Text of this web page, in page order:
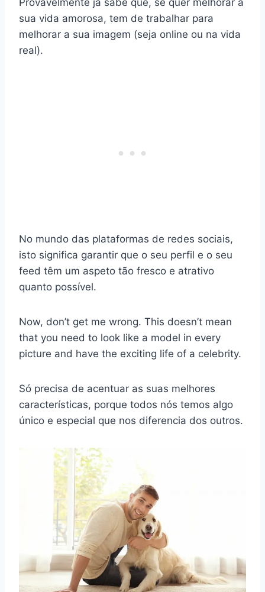
Provavelmente já sabe que, se quer melhorar a
sua vida amorosa, tem de trabalhar para
melhorar a sua imagem (seja online ou na vida
real).
No mundo das plataformas de redes sociais,
isto significa garantir que o seu perfil e o seu
feed têm um aspeto tão fresco e atrativo
quanto possível.
Now, don’t get me wrong. This doesn’t mean
that you need to look like a model in every
picture and have the exciting life of a celebrity.
Só precisa de acentuar as suas melhores
características, porque todos nós temos algo
único e especial que nos diferencia dos outros.